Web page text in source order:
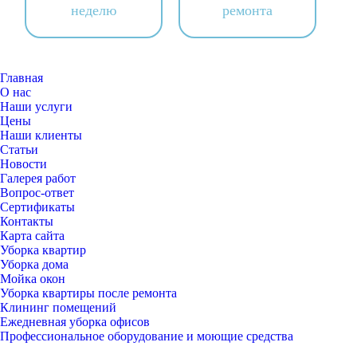
неделю
ремонта
Главная
О нас
Наши услуги
Цены
Наши клиенты
Статьи
Новости
Галерея работ
Вопрос-ответ
Сертификаты
Контакты
Карта сайта
Уборка квартир
Уборка дома
Мойка окон
Уборка квартиры после ремонта
Клининг помещений
Ежедневная уборка офисов
Профессиональное оборудование и моющие средства